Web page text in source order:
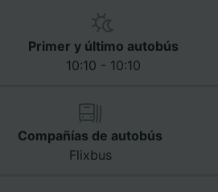
Primer y último autobús
10:10 - 10:10
Compañías de autobús
Flixbus